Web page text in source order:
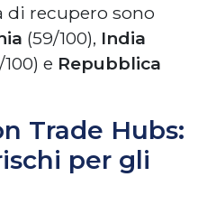
recupero sono
(59/100), India
e Repubblica
Trade Hubs:
per gli